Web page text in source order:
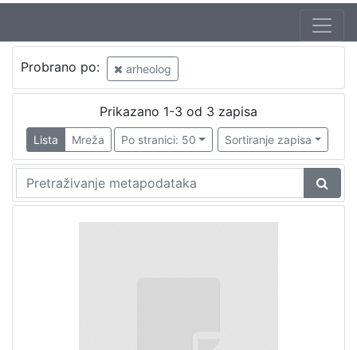
Probrano po: arheolog
Prikazano 1-3 od 3 zapisa
Lista Mreža Po stranici: 50 Sortiranje zapisa